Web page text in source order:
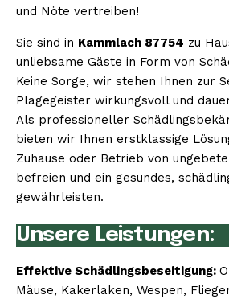
und Nöte vertreiben!
Sie sind in Kammlach 87754 zu
unliebsame Gäste in Form von
Keine Sorge, wir stehen Ihnen zur
Plagegeister wirkungsvoll und
Als professioneller
bieten wir Ihnen erstklassige
Zuhause oder Betrieb von
befreien und ein gesundes,
gewährleisten.
Unsere Leistungen:
Effektive Schädlingsbeseitigung:
Mäuse, Kakerlaken, Wespen,